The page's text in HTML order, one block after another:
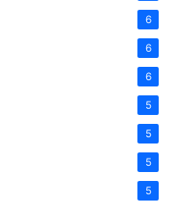
6
6
6
5
5
5
5